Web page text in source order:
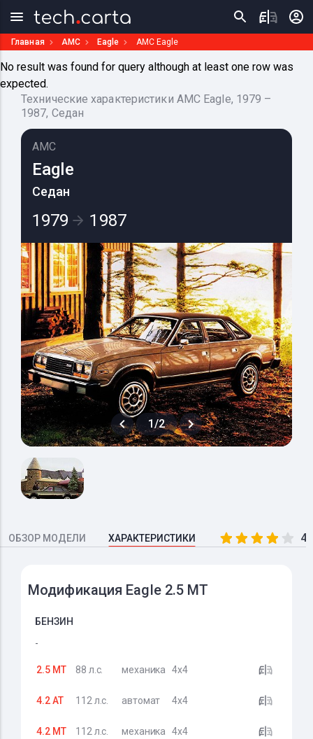
No result was found for query although at least one row was
expected.
Главная AMC Eagle AMC Eagle
Технические характеристики AMC Eagle, 1979 –
1987, Седан
AMC
Eagle
Седан
1979 1987
1/2
ОБЗОР МОДЕЛИ ХАРАКТЕРИСТИКИ
Модификация Eagle 2.5 MT
БЕНЗИН
-
2.5 MT 88 л.с. механика 4x4
4.2 AT 112 л.с. автомат 4x4
4.2 MT 112 л.с. механика 4x4